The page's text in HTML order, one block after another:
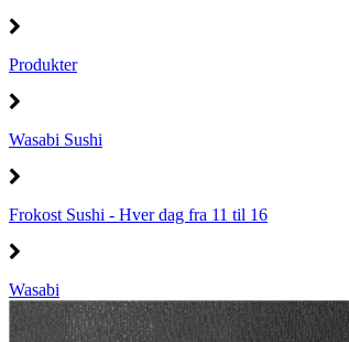
Produkter
Wasabi Sushi
Frokost Sushi - Hver dag fra 11 til 16
Wasabi